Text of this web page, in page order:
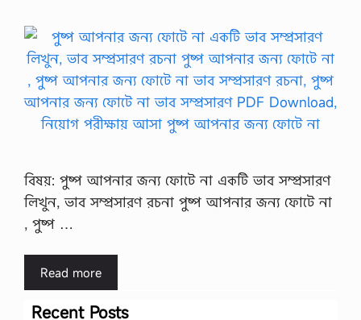
বিষয়: পুষ্প আপনার জন্য ফোটে না একটি ভাব সম্প্রসারণ
লিখুন, ভাব সম্প্রসারণ রচনা পুষ্প আপনার জন্য ফোটে না
, পুষ্প …
Read more
Recent Posts